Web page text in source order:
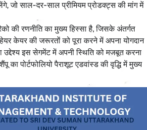
जो साल-दर-साल प्रीमियम प्रोडक्ट्स की मांग में
की रणनीति का मुख्य हिस्सा है, जिसके अंतर्गत
केयर की जरूरतों को पूरा करने में अपना योगदान
उद्देश्य इस सेगमेंट में अपनी स्थिति को मजबूत करना
का पोर्टफोलियो पैराशूट एडवांस्ड की वृद्धि में मुख्य